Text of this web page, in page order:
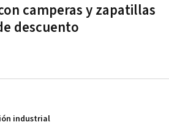
camperas y zapatillas
descuento
industrial